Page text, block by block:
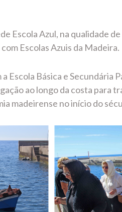
Escola Azul, na qualidade
Escolas Azuis da Madeira.
Escola Básica e Secundária
ao longo da costa para
madeirense no início do